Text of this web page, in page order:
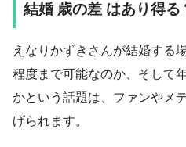
結婚 歳の差 はあり得る
えなりかずきさんが結婚する
程度まで可能なのか、そして
かという話題は、ファンやメ
げられます。